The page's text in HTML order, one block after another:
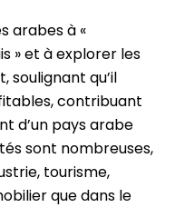
arabes à «
» et à explorer les
soulignant qu’il
contribuant
d’un pays arabe
sont nombreuses,
tourisme,
que dans le